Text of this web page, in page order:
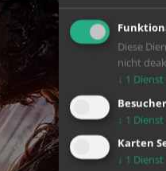
Diese
nicht
↓ 1 Dienst
↓ 1 Dienst
Karten
↓ 1 Dienst